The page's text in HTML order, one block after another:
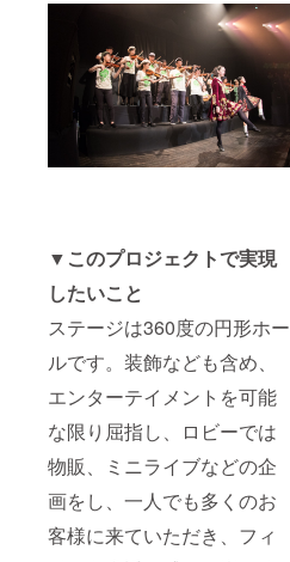
▼このプロジェクトで実現
したいこと
ステージは360度の円形ホー
ルです。装飾なども含め、
エンターテイメントを可能
な限り屈指し、ロビーでは
物販、ミニライブなどの企
画をし、一人でも多くのお
客様に来ていただき、フィ